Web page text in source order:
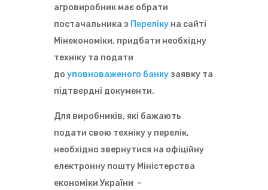
агровиробник має обрати
постачальника з Перелікуна сайті
Мінекономіки, придбати необхідну
техніку та подати
до уповноваженого банкузаявку та
підтвердні документи.
Для виробників, які бажають
подати свою техніку у перелік,
необхідно звернутися на офіційну
електронну пошту Міністерства
економіки України –